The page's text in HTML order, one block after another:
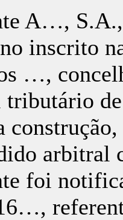
A…,
inscrito
…,
arbitral
foi